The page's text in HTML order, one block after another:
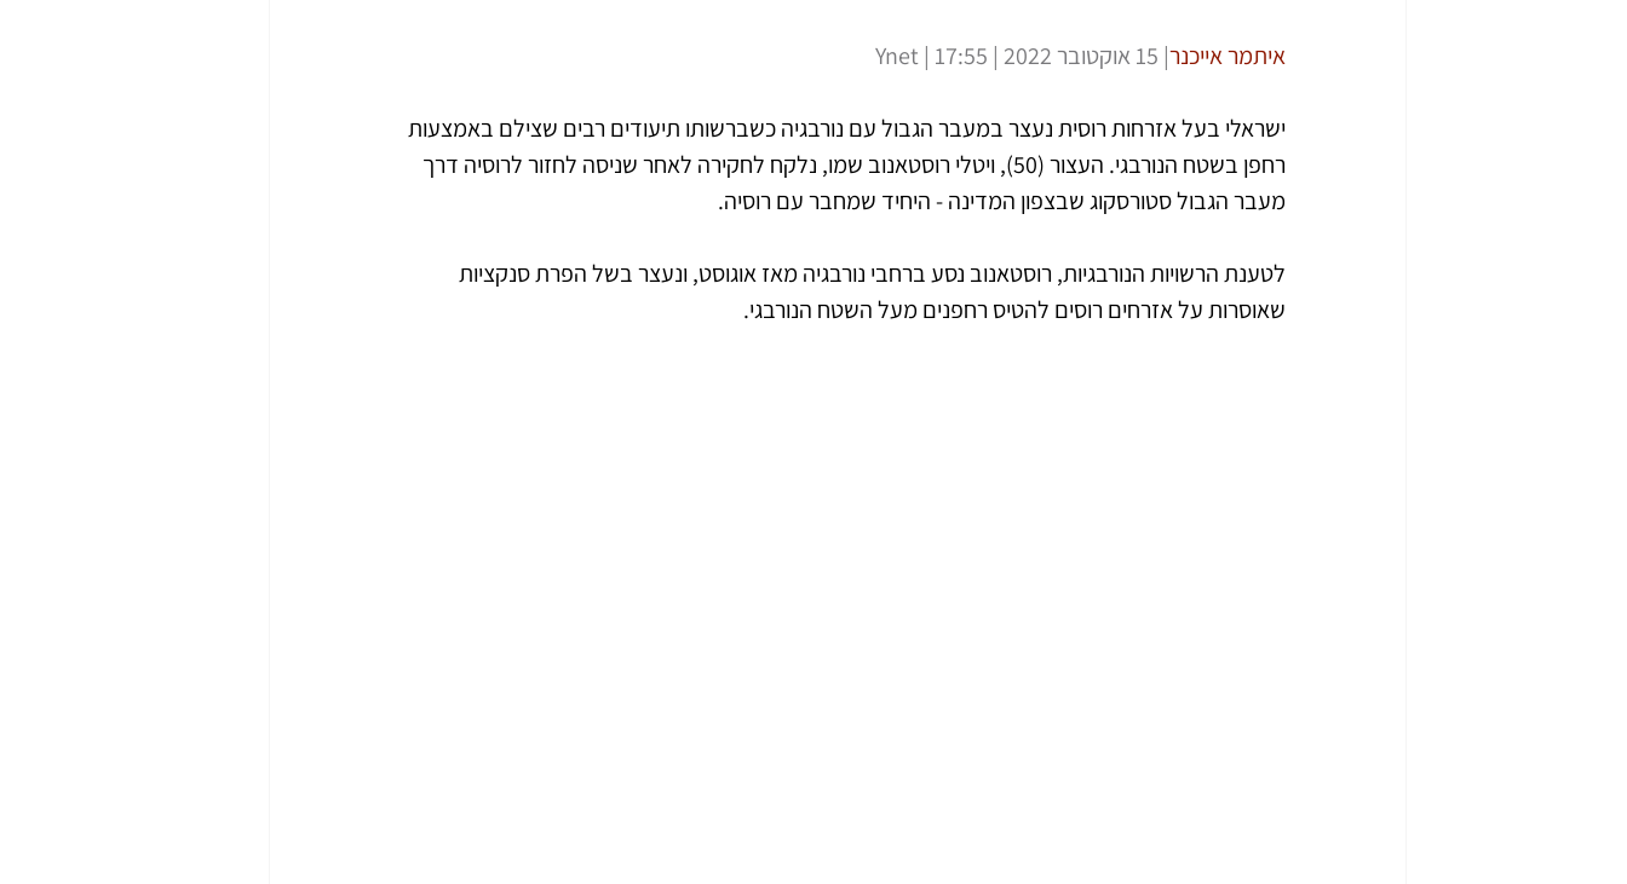
איתמר אייכנר| 15 אוקטובר 2022 | 17:55 | Ynet
ישראלי בעל אזרחות רוסית נעצר במעבר הגבול עם נורבגיה כשברשותו תיעודים רבים שצילם באמצעות
רחפן בשטח הנורבגי. העצור (50), ויטלי רוסטאנוב שמו, נלקח לחקירה לאחר שניסה לחזור לרוסיה דרך
מעבר הגבול סטורסקוג שבצפון המדינה - היחיד שמחבר עם רוסיה.
לטענת הרשויות הנורבגיות, רוסטאנוב נסע ברחבי נורבגיה מאז אוגוסט, ונעצר בשל הפרת סנקציות
שאוסרות על אזרחים רוסים להטיס רחפנים מעל השטח הנורבגי.